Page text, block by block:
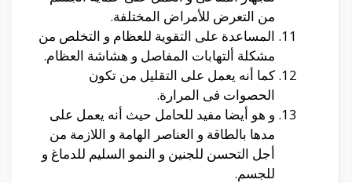
من التعرض للأمراض المختلفة.
المساعدة على التقوية للعظام و التخلص من
مشكلة ألتهابات المفاصل و هشاشة العظام.
كما أنه يعمل على التقليل من تكون
الحصوات فى المرارة.
و هو أيضا مفيد للحامل حيث أنه يعمل على
مدها بالطاقة و العناصر الهامة و اللازمة من
أجل التحسن للجنين و النمو السليم للدماغ و
للجسم.